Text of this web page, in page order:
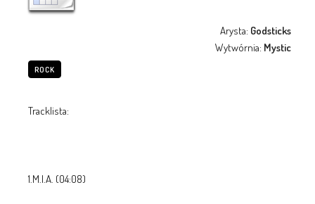
Arysta: Godsticks
Wytwórnia: Mystic
ROCK
Tracklista:
1.M.I.A. (04:08)